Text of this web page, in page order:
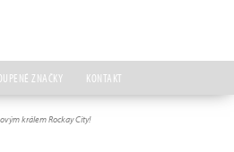
ZNAČKY KONTAKT
králem Rockay City!